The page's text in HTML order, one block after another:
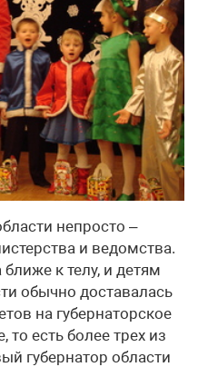
непросто –
и ведомства.
к телу, и детям
обычно доставалась
на губернаторское
то есть более трех из
губернатор области